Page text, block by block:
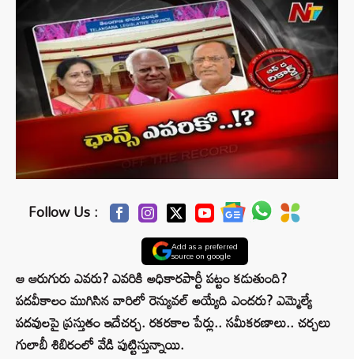
Follow Us :
Add as a preferred
source on google
ఆ ఆరుగురు ఎవరు? ఎవరికి అధికారపార్టీ పట్టం కడుతుంది?
పదవీకాలం ముగిసిన వారిలో రెన్యువల్‌ అయ్యేది ఎందరు? ఎమ్మెల్యే
పదవులపై ప్రస్తుతం ఇదేచర్చ. రకరకాల పేర్లు.. సమీకరణాలు.. చర్చలు
గులాబీ శిబిరంలో వేడి పుట్టిస్తున్నాయి.